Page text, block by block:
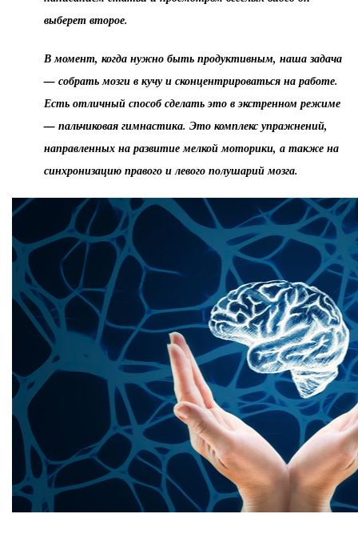
выберет второе.
В момент, когда нужно быть продуктивным, наша задача
— собрать мозги в кучу и сконцентрироваться на работе.
Есть отличный способ сделать это в экстренном режиме
— пальчиковая гимнастика. Это комплекс упражнений,
направленных на развитие мелкой моторики, а также на
синхронизацию правого и левого полушарий мозга.